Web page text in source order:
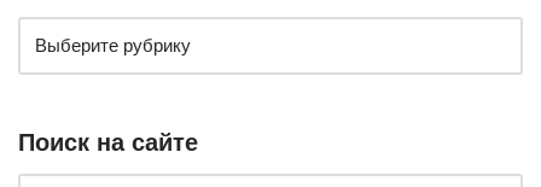
Поиск на сайте